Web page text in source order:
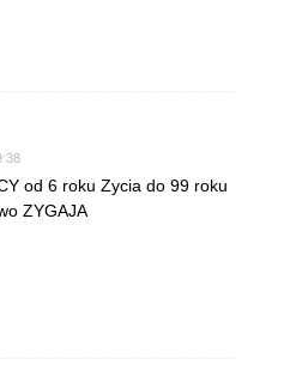
od 6 roku Zycia do 99 roku
ZYGAJA